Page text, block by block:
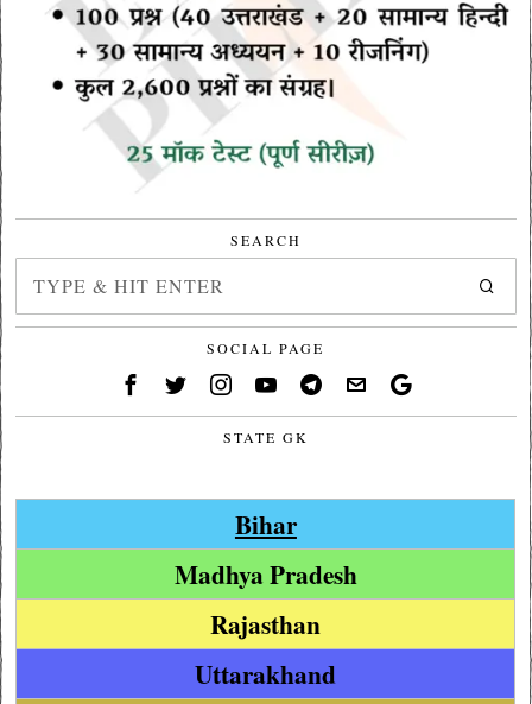
SEARCH
SOCIAL PAGE
STATE GK
Bihar
Madhya Pradesh
Rajasthan
Uttarakhand